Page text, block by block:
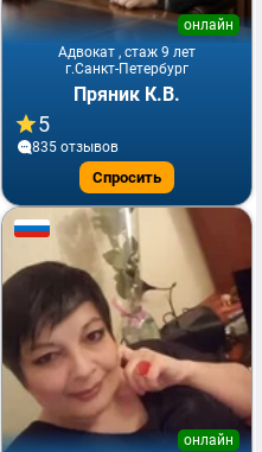
Адвокат , стаж 9 лет
онлайн
г.Санкт-Петербург
Пряник К.В.
5
835 отзывов
Спросить
онлайн